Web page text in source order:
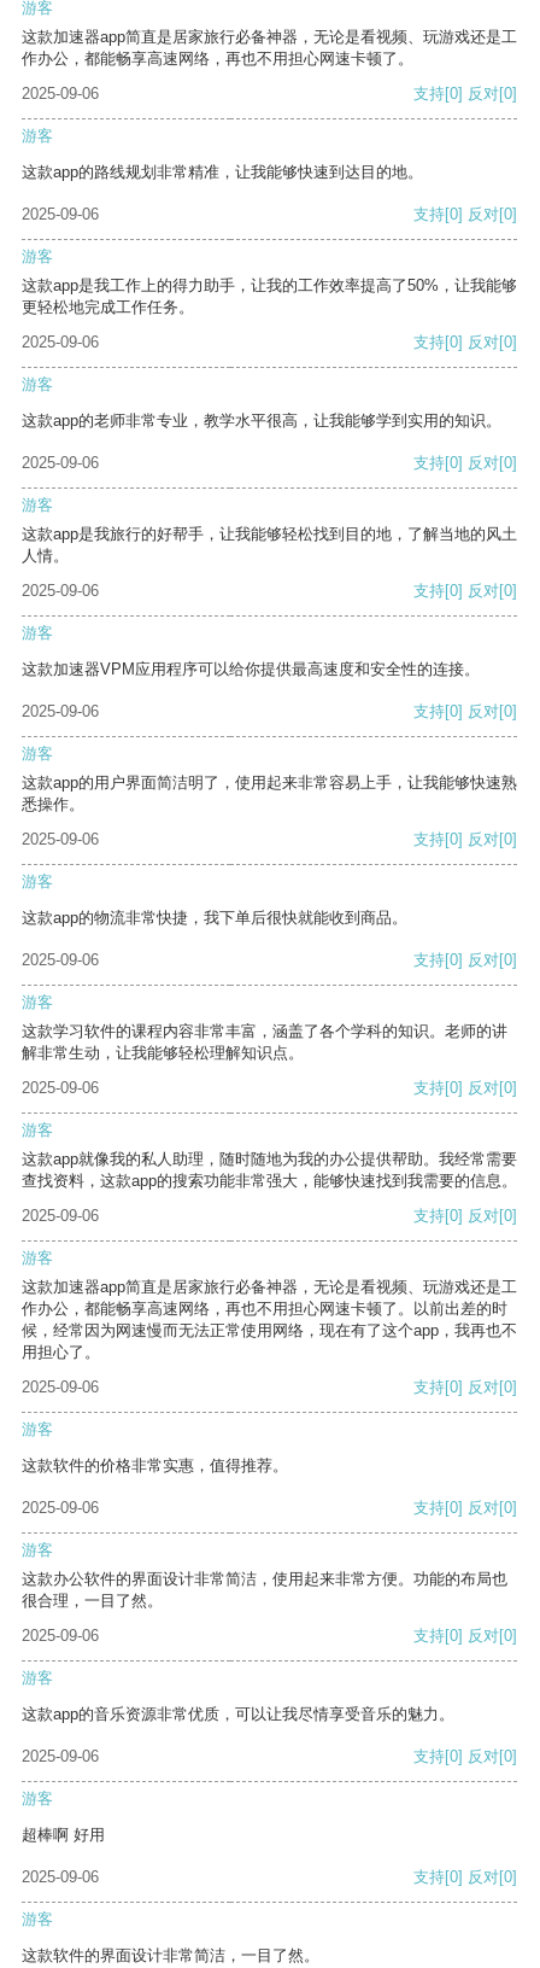
游客
这款加速器app简直是居家旅行必备神器，无论是看视频、玩游戏还是工
作办公，都能畅享高速网络，再也不用担心网速卡顿了。
2025-09-06
支持[0] 反对[0]
游客
这款app的路线规划非常精准，让我能够快速到达目的地。
2025-09-06 支持[0] 反对[0]
游客
这款app是我工作上的得力助手，让我的工作效率提高了50%，让我能够
更轻松地完成工作任务。
2025-09-06
支持[0] 反对[0]
游客
这款app的老师非常专业，教学水平很高，让我能够学到实用的知识。
2025-09-06 支持[0] 反对[0]
游客
这款app是我旅行的好帮手，让我能够轻松找到目的地，了解当地的风土
人情。
2025-09-06
支持[0] 反对[0]
游客
这款加速器VPM应用程序可以给你提供最高速度和安全性的连接。
2025-09-06 支持[0] 反对[0]
游客
这款app的用户界面简洁明了，使用起来非常容易上手，让我能够快速熟
悉操作。
2025-09-06
支持[0] 反对[0]
游客
这款app的物流非常快捷，我下单后很快就能收到商品。
2025-09-06 支持[0] 反对[0]
游客
这款学习软件的课程内容非常丰富，涵盖了各个学科的知识。老师的讲
解非常生动，让我能够轻松理解知识点。
2025-09-06
支持[0] 反对[0]
游客
这款app就像我的私人助理，随时随地为我的办公提供帮助。我经常需要
查找资料，这款app的搜索功能非常强大，能够快速找到我需要的信息。
2025-09-06
支持[0] 反对[0]
游客
这款加速器app简直是居家旅行必备神器，无论是看视频、玩游戏还是工
作办公，都能畅享高速网络，再也不用担心网速卡顿了。以前出差的时
候，经常因为网速慢而无法正常使用网络，现在有了这个app，我再也不
用担心了。
2025-09-06
支持[0] 反对[0]
游客
这款软件的价格非常实惠，值得推荐。
2025-09-06 支持[0] 反对[0]
游客
这款办公软件的界面设计非常简洁，使用起来非常方便。功能的布局也
很合理，一目了然。
2025-09-06
支持[0] 反对[0]
游客
这款app的音乐资源非常优质，可以让我尽情享受音乐的魅力。
2025-09-06 支持[0] 反对[0]
游客
超棒啊 好用
2025-09-06 支持[0] 反对[0]
游客
这款软件的界面设计非常简洁，一目了然。